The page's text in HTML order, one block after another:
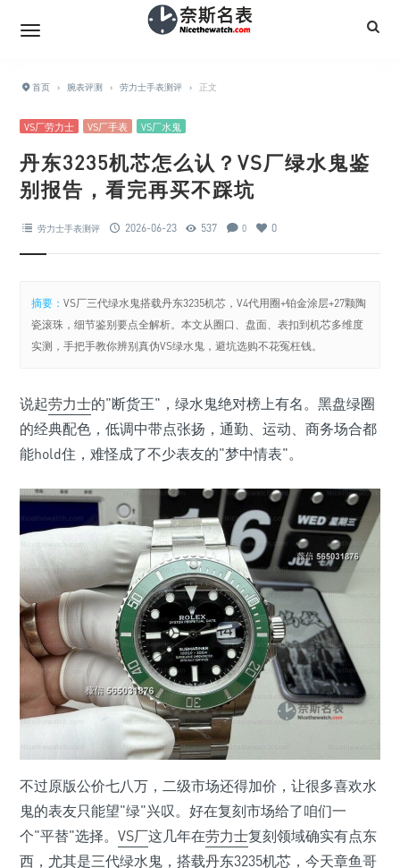
首页 › 腕表评测 › 劳力士手表测评 › 正文
VS厂劳力士 VS厂手表 VS厂水鬼
丹东3235机芯怎么认？VS厂绿水鬼鉴
别报告，看完再买不踩坑
劳力士手表测评 2026-06-23 537 0 0
摘要：VS厂三代绿水鬼搭载丹东3235机芯，V4代用圈+铂金涂层+27颗陶
瓷滚珠，细节鉴别要点全解析。本文从圈口、盘面、表扣到机芯多维度
实测，手把手教你辨别真伪VS绿水鬼，避坑选购不花冤枉钱。
说起劳力士的"断货王"，绿水鬼绝对榜上有名。黑盘绿圈
的经典配色，低调中带点张扬，通勤、运动、商务场合都
能hold住，难怪成了不少表友的"梦中情表"。
不过原版公价七八万，二级市场还得加价，让很多喜欢水
鬼的表友只能望"绿"兴叹。好在复刻市场给了咱们一
个"平替"选择。 VS厂这几年在劳力士复刻领域确实有点东
西，尤其是三代绿水鬼，搭载丹东3235机芯，今天章鱼哥